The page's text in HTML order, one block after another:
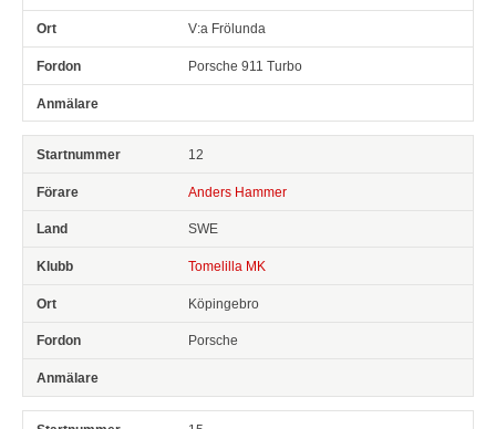
V:a Frölunda
Porsche 911 Turbo
12
Anders Hammer
SWE
Tomelilla MK
Köpingebro
Porsche